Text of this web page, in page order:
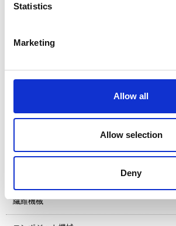
Statistics
Marketing
Allow all
Allow selection
Deny
繊維機械